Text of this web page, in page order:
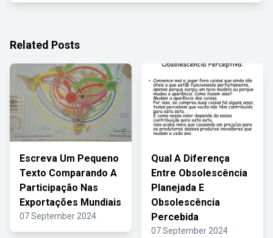
Related Posts
Escreva Um Pequeno
Texto Comparando A
Participação Nas
Exportações Mundiais
07 September 2024
Qual A Diferença
Entre Obsolescência
Planejada E
Obsolescência
Percebida
07 September 2024